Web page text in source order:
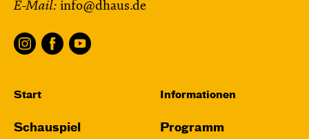
E-Mail: info@dhaus.de
Start
Schauspiel
Informationen
Programm